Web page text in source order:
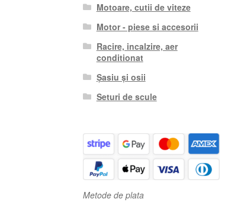
Motoare, cutii de viteze
Motor - piese si accesorii
Racire, incalzire, aer
conditionat
Șasiu și osii
Seturi de scule
Metode de plata